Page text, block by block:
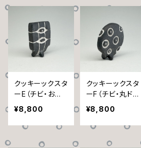
クッキーックスタ
ーE（チビ・お目
目）
¥8,800
クッキーックスタ
ーF（チビ・丸ドッ
ト）
¥8,800